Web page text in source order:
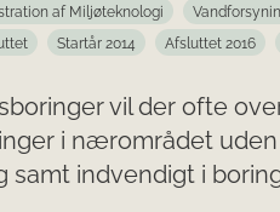
af Miljøteknologi
Startår 2014 Afsluttet 2016
vil der ofte
i nærområdet
samt indvendigt i